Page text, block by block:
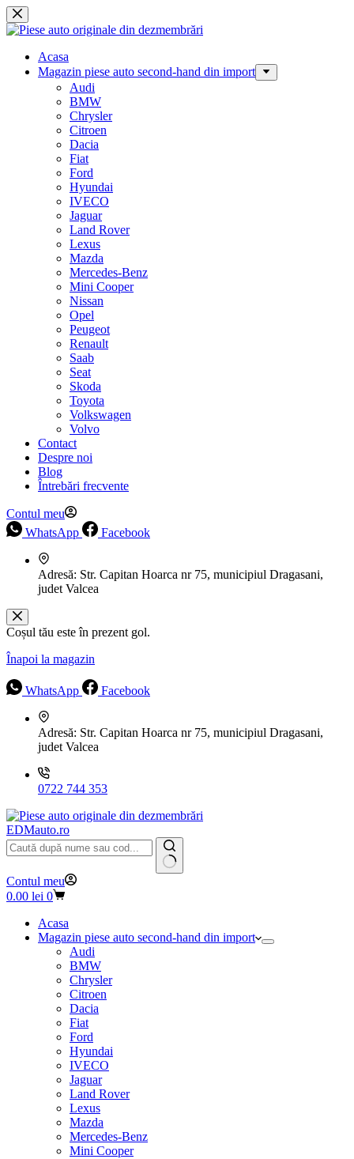
Sari
la
Acasa
Magazin piese auto second-hand din import
Audi
BMW
Chrysler
Citroen
Dacia
Fiat
Ford
Hyundai
IVECO
Jaguar
Land Rover
Lexus
Mazda
Mercedes-Benz
Mini Cooper
Nissan
Opel
Peugeot
Renault
Saab
Seat
Skoda
Toyota
Volkswagen
Volvo
Contact
Despre noi
Blog
Întrebări frecvente
Contul meu
WhatsApp
Facebook
Adresă: Str. Capitan Hoarca nr 75, municipiul Dragasani,
judet Valcea
Coșul tău este în prezent gol.
Înapoi la magazin
WhatsApp Facebook
Adresă: Str. Capitan Hoarca nr 75, municipiul Dragasani,
judet Valcea
0722 744 353
EDMauto.ro
Niciun
rezultat
Contul meu
Coș
cumpărături
0.00 lei 0
Acasa
Magazin piese auto second-hand din import
Audi
BMW
Chrysler
Citroen
Dacia
Fiat
Ford
Hyundai
IVECO
Jaguar
Land Rover
Lexus
Mazda
Mercedes-Benz
Mini Cooper